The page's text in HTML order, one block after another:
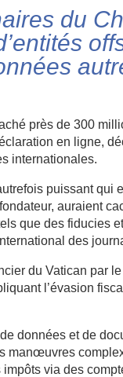
du
près de 300
en ligne,
internationales.
puissant qui
auraient
que des fiducies
des
du Vatican par
l’évasion
données et de
manœuvres
via des